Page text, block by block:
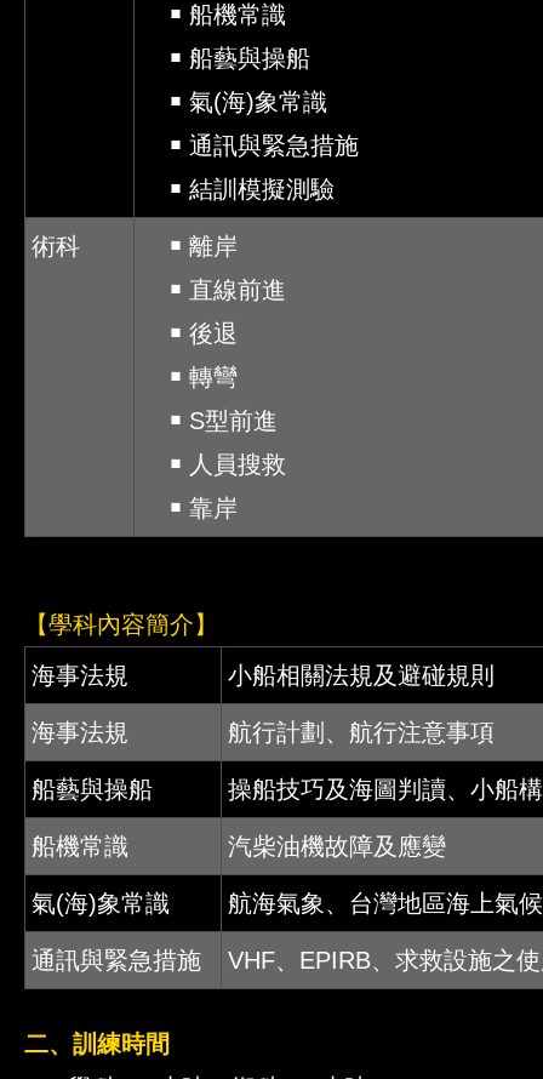
￭ 船機常識
￭ 船藝與操船
￭ 氣(海)象常識
￭ 通訊與緊急措施
￭ 結訓模擬測驗
術科
￭ 離岸
￭ 直線前進
​ ￭ 後退
​ ￭ 轉彎
​ ￭ S型前進
￭ 人員搜救
￭ 靠岸
【學科內容簡介】
海事法規
小船相關法規及避碰規則
海事法規 航行計劃、航行注意事項
船藝與操船 操船技巧及海圖判讀、小船
船機常識 汽柴油機故障及應變
氣(海)象常識 航海氣象、台灣地區海上氣
通訊與緊急措施 VHF、EPIRB、求救設施之
二、訓練時間